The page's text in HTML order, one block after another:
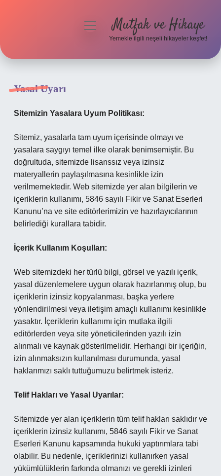
menüyüMutfak ve Hikaye
Yemekle ilgili neşeli hikayeler keşfet!
Yasal Uyarı
Sitemizin Yasalara Uyum Politikası:
Sitemiz, yasalarla tam uyum içerisinde olmayı ve
yasalara saygıyı temel ilke olarak benimsemiştir. Bu
doğrultuda, sitemizde lisanssız veya izinsiz
materyallerin paylaşılmasına kesinlikle izin
verilmemektedir. Web sitemizde yer alan bilgilerin ve
içeriklerin kullanımı, 5846 sayılı Fikir ve Sanat Eserleri
Kanunu’na ve site editörlerimizin ve hazırlayıcılarının
belirlediği kurallara tabidir.
İçerik Kullanım Koşulları:
Web sitemizdeki her türlü bilgi, görsel ve yazılı içerik,
yasal düzenlemelere uygun olarak hazırlanmış olup, bu
içeriklerin izinsiz kopyalanması, başka yerlere
yönlendirilmesi veya iletişim amaçlı kullanımı kesinlikle
yasaktır. İçeriklerin kullanımı için mutlaka ilgili
editörlerden veya site yöneticilerinden yazılı izin
alınmalı ve kaynak gösterilmelidir. Herhangi bir içeriğin,
izin alınmaksızın kullanılması durumunda, yasal
haklarımızı saklı tuttuğumuzu belirtmek isteriz.
Telif Hakları ve Yasal Uyarılar:
Sitemizde yer alan içeriklerin tüm telif hakları saklıdır ve
içeriklerin izinsiz kullanımı, 5846 sayılı Fikir ve Sanat
Eserleri Kanunu kapsamında hukuki yaptırımlara tabi
olabilir. Bu nedenle, içeriklerinizi kullanırken yasal
yükümlülüklerin farkında olmanızı ve gerekli izinleri